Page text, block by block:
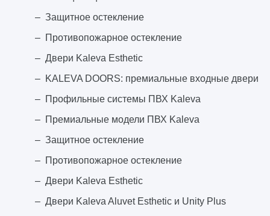
Защитное остекление
Противопожарное остекление
Двери Kaleva Esthetic
KALEVA DOORS: премиальные входные двери
Профильные системы ПВХ Kaleva
Премиальные модели ПВХ Kaleva
Защитное остекление
Противопожарное остекление
Двери Kaleva Esthetic
Двери Kaleva Aluvet Esthetic и Unity Plus